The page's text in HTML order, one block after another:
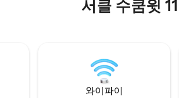
욕조, 샤워실
, 바디샴푸가
세제 [제공 서
크아웃 (체크
방미터이며, 침실 1개, 거
방, 욕실로 구성되어 있습
게스트 인원을 3명으로 표
게 연락하여 알려주세요.
이 소파베드를 준비해 드
우 저에게 연락해 주세요!!️)
서클 수쿰윗
와이파이